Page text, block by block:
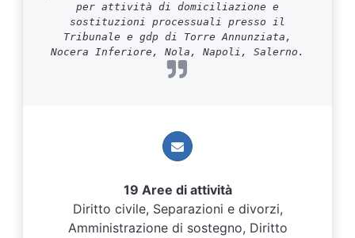
per attività di domiciliazione e
sostituzioni processuali presso il
Tribunale e gdp di Torre Annunziata,
Nocera Inferiore, Nola, Napoli, Salerno.
19 Aree di attività
Diritto civile, Separazioni e divorzi,
Amministrazione di sostegno, Diritto